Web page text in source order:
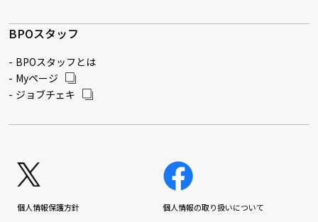
BPOスタッフ
BPOスタッフとは
Myページ
ジョブチェキ
個人情報保護方針 個人情報の取り扱いについて